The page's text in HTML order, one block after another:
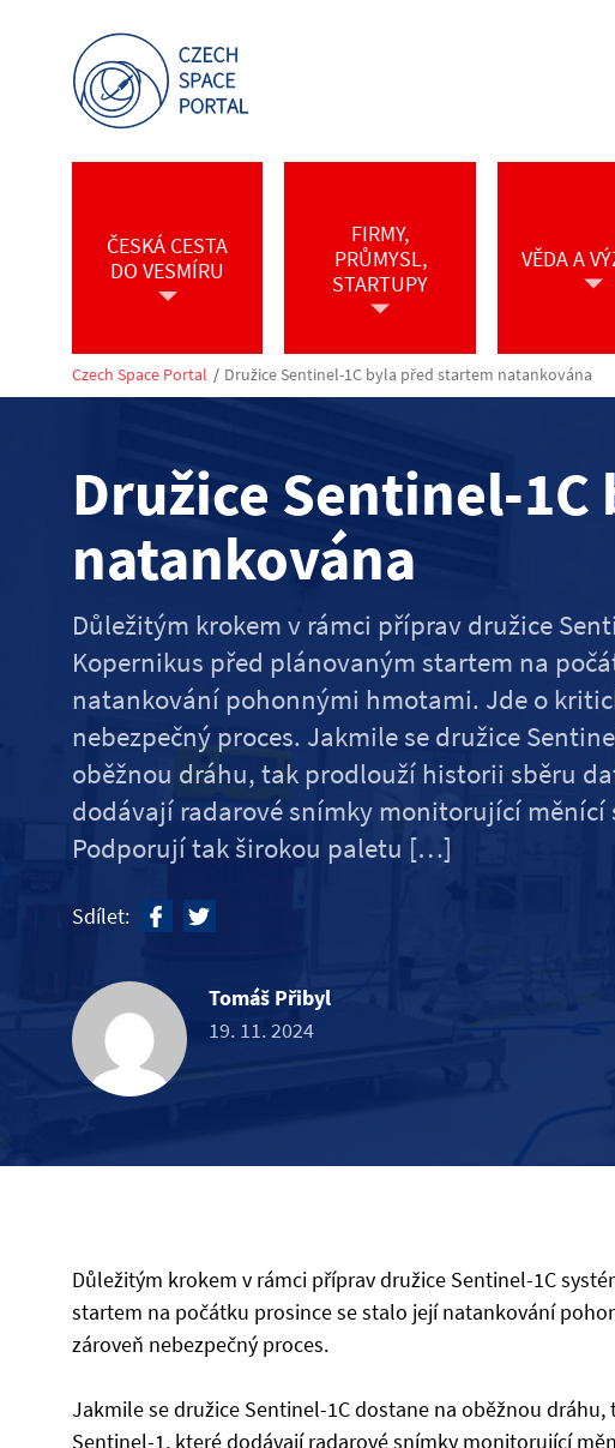
ČESKÁ CESTA
DO VESMÍRU
FIRMY,
PRŮMYSL,
STARTUPY
VĚDA A
Czech Space Portal / Družice Sentinel-1C byla před startem natankována
Družice Sentinel-
natankována
Důležitým krokem v rámci příprav družice
Kopernikus před plánovaným startem na
natankování pohonnými hmotami. Jde o
nebezpečný proces. Jakmile se družice
oběžnou dráhu, tak prodlouží historii sběru
dodávají radarové snímky monitorující měnící
Podporují tak širokou paletu […]
Sdílet:
Tomáš Přibyl
19. 11. 2024
Důležitým krokem v rámci příprav družice Sentinel-1C
startem na počátku prosince se stalo její natankování
zároveň nebezpečný proces.
Jakmile se družice Sentinel-1C dostane na oběžnou
Sentinel-1, které dodávají radarové snímky monitorující